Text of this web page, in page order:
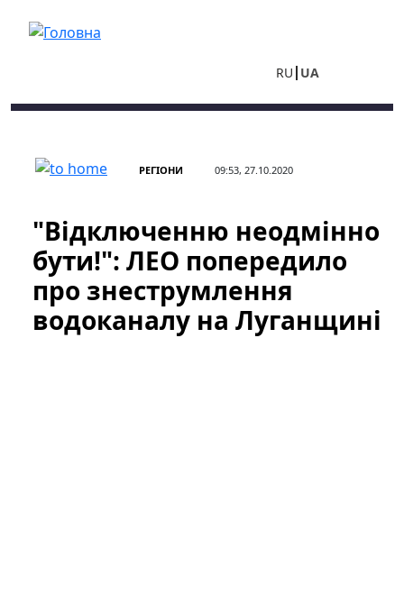
RU UA
РЕГІОНИ 09:53, 27.10.2020
"Відключенню неодмінно
бути!": ЛЕО попередило
про знеструмлення
водоканалу на Луганщині